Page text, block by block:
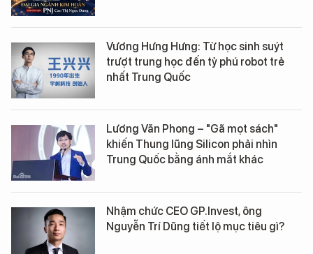
Vương Hưng Hưng: Từ học sinh suýt
trượt trung học đến tỷ phú robot trẻ
nhất Trung Quốc
Lương Văn Phong – "Gã mọt sách"
khiến Thung lũng Silicon phải nhìn
Trung Quốc bằng ánh mắt khác
Nhậm chức CEO GP.Invest, ông
Nguyễn Trí Dũng tiết lộ mục tiêu gì?